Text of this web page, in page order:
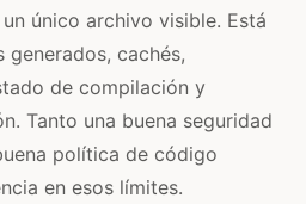
único archivo visible. Está
cachés,
de compilación y
Tanto una buena seguridad
política de código
en esos límites.